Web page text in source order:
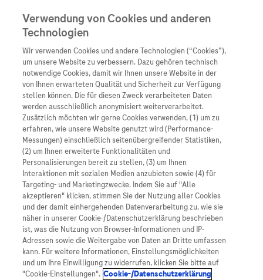
Unternehmen
Übersicht
Wer wir sind
Was uns antreibt
Unsere Standorte
Roche Stories
Events
Podcast
Innovation
Übersicht
Forschung
Personalisierte
Digitalisierung
Blog Zukunftslabor
Übersicht
Unser Service für
Informationen zu
Diagnostik ist
Klinische Studien
Arzneimittel
Übersicht
Arzneimittel A-Z
Roche Pipeline
Roche Fachportal
Vigilanz-Training
Diagnostik
Kontakt
Presse
Karriere
Links zu Websites Dritter werden im Sinne des
Servicegedankens angeboten. Der Herausgeber äußert
keine Meinung über den Inhalt von Websites Dritter und
lehnt ausdrücklich jegliche Verantwortung für
Drittinformationen und deren Verwendung ab.
Verwendung von Cookies und anderen
Technologien
Wir verwenden Cookies und andere Technologien (“Cookies”),
um unsere Website zu verbessern. Dazu gehören technisch
notwendige Cookies, damit wir Ihnen unsere Website in der
von Ihnen erwarteten Qualität und Sicherheit zur Verfügung
stellen können. Die für diesen Zweck verarbeiteten Daten
werden ausschließlich anonymisiert weiterverarbeitet.
Zusätzlich möchten wir gerne Cookies verwenden, (1) um zu
erfahren, wie unsere Website genutzt wird (Performance-
Messungen) einschließlich seitenübergreifender Statistiken,
(2) um Ihnen erweiterte Funktionalitäten und
Personalisierungen bereit zu stellen, (3) um Ihnen
Interaktionen mit sozialen Medien anzubieten sowie (4) für
Targeting- und Marketingzwecke. Indem Sie auf "Alle
akzeptieren" klicken, stimmen Sie der Nutzung aller Cookies
und der damit einhergehenden Datenverarbeitung zu, wie sie
näher in unserer Cookie-/Datenschutzerklärung beschrieben
ist, was die Nutzung von Browser-Informationen und IP-
Adressen sowie die Weitergabe von Daten an Dritte umfassen
kann. Für weitere Informationen, Einstellungsmöglichkeiten
und um Ihre Einwilligung zu widerrufen, klicken Sie bitte auf
"Cookie-Einstellungen". Cookie-/Datenschutzerklärung